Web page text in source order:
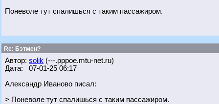
Поневоле тут спалишься с таким пассажиром.
Re: Бэтмен?
Автор: solik (---.pppoe.mtu-net.ru)
Дата: 07-01-25 06:17
Александр Иваново писал:
> Поневоле тут спалишься с таким пассажиром.